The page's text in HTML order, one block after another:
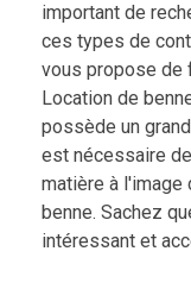
important de
ces types de
vous propose de
Location de
possède un
est nécessaire
matière à l'image
benne. Sachez
intéressant et